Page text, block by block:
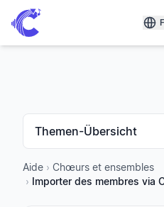
Themen-Übersicht
Aide › Chœurs et ensembles
› Importer des membres via